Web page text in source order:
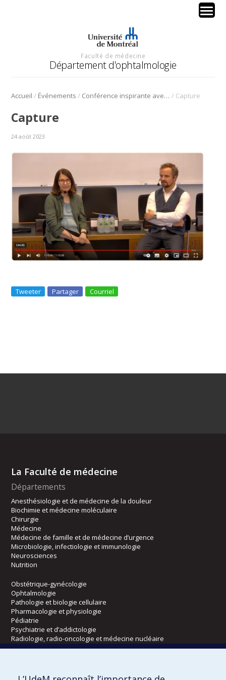
Faculté de médecine
Département d'ophtalmologie
Accueil / Événements / Conférence inspirante avec la Dre Lois E. H. Smith / Capture
Capture
24 août 2023
Tweeter Partager Courriel
La Faculté de médecine
Départements
Anesthésiologie et de médecine de la douleur
Biochimie et médecine moléculaire
Chirurgie
Médecine
Médecine de famille et de médecine d’urgence
Microbiologie, infectiologie et immunologie
Neurosciences
Nutrition
Obstétrique-gynécologie
Ophtalmologie
Pathologie et biologie cellulaire
Pharmacologie et physiologie
Pédiatrie
Psychiatrie et d’addictologie
Radiologie, radio-oncologie et médecine nucléaire